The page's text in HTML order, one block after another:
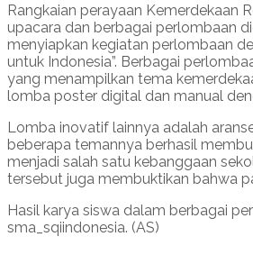
Rangkaian perayaan Kemerdekaan
upacara dan berbagai perlombaan
menyiapkan kegiatan perlombaan
untuk Indonesia”. Berbagai
yang menampilkan tema
lomba poster digital dan manual
Lomba inovatif lainnya adalah
beberapa temannya berhasil
menjadi salah satu kebanggaan
tersebut juga membuktikan bahwa
Hasil karya siswa dalam berbagai
sma_sqiindonesia. (AS)